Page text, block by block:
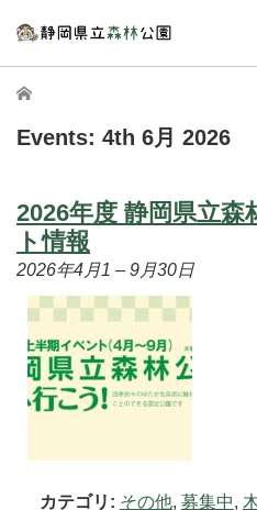
ホーム
Events: 4th 6月 2026
2026年度 静岡県立森
ト情報
2026年4月1 – 9月30日
カテゴリ: その他, 募集中,